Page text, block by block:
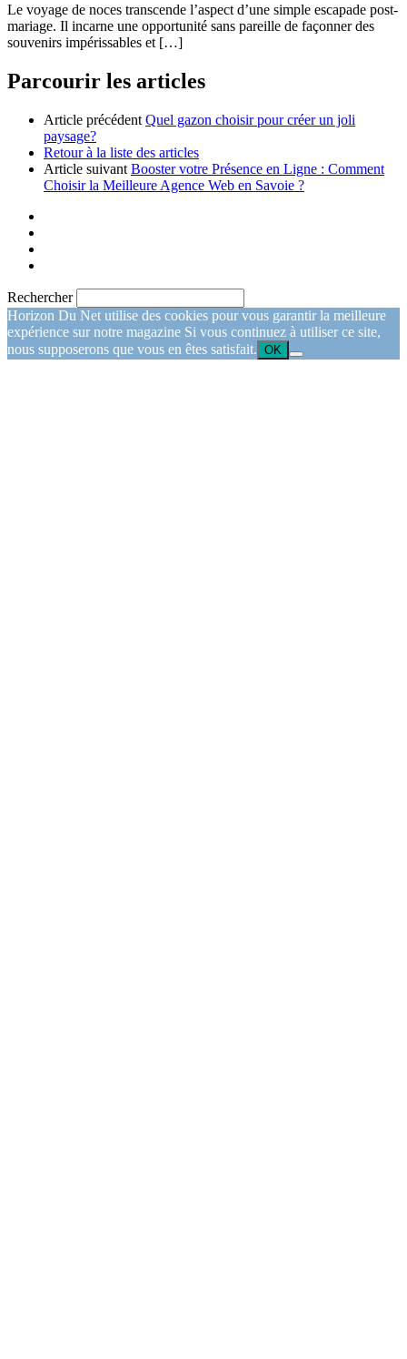
Le voyage de noces transcende l’aspect d’une simple escapade post-
mariage. Il incarne une opportunité sans pareille de façonner des
souvenirs impérissables et […]
Parcourir les articles
Article précédent Quel gazon choisir pour créer un joli
paysage?
Retour à la liste des articles
Article suivant Booster votre Présence en Ligne : Comment
Choisir la Meilleure Agence Web en Savoie ?
Rechercher
Horizon Du Net utilise des cookies pour vous garantir la meilleure
expérience sur notre magazine Si vous continuez à utiliser ce site,
nous supposerons que vous en êtes satisfait. OK